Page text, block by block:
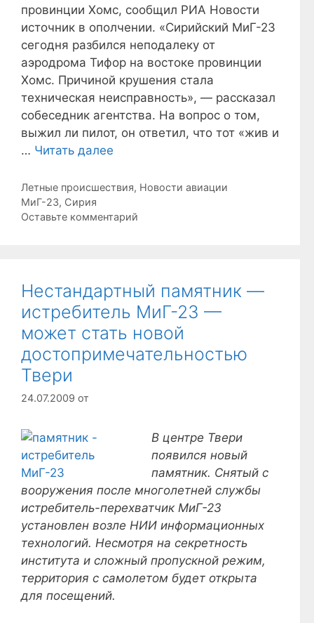
провинции Хомс, сообщил РИА Новости
источник в ополчении. «Сирийский МиГ-23
сегодня разбился неподалеку от
аэродрома Тифор на востоке провинции
Хомс. Причиной крушения стала
техническая неисправность», — рассказал
собеседник агентства. На вопрос о том,
выжил ли пилот, он ответил, что тот «жив и
… Читать далее
Рубрики
Летные происшествия, Новости авиации
Метки
МиГ-23, Сирия
Оставьте комментарий
Нестандартный памятник —
истребитель МиГ-23 —
может стать новой
достопримечательностью
Твери
24.07.2009 от
В центре Твери
появился новый
памятник. Снятый с
вооружения после многолетней службы
истребитель-перехватчик МиГ-23
установлен возле НИИ информационных
технологий. Несмотря на секретность
института и сложный пропускной режим,
территория с самолетом будет открыта
для посещений.